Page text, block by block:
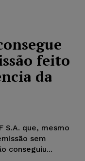
feito
da
S.A. que, mesmo
sem
conseguiu...